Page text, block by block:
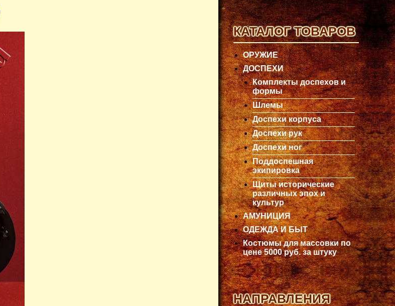
КАТАЛОГ ТОВАРОВ
ОРУЖИЕ
ДОСПЕХИ
Комплекты доспехов и
формы
Шлемы
Доспехи корпуса
Доспехи рук
Доспехи ног
Поддоспешная
экипировка
Щиты исторические
различных эпох и
культур
АМУНИЦИЯ
ОДЕЖДА И БЫТ
Костюмы для массовки по
цене 5000 руб. за штуку
НАПРАВЛЕНИЯ